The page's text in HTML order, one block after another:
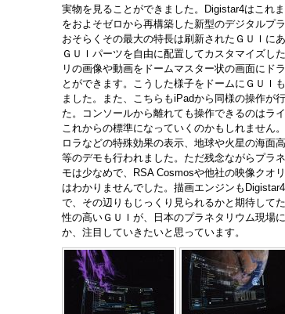
実物を見ることができました。Digistar4はこれ
をおよそゼロから再構築した新型のデジタルプ
おそらくその最大の特長は刷新されたＧＵＩに
ＧＵＩパーツを自由に配置してカスタマイズし
リの画像や動画をドームマスター状の画面にド
とができます。こうした様子をドームにＧＵＩ
ました。また、こちらもiPadから同様の操作が
た。コンソールから離れても操作できるのはラ
これからの標準になっていくのかもしれません
ロラなどの特殊効果の表示、地球や火星の海面
等のデモも行われました。ただ残念ながらプラ
モは少なめで、RSA Cosmosや他社の映像クオ
はわかりませんでした。描画エンジンも
で、その辺りもじっくり見られるかと期待して
性の高いＧＵＩが、日本のプラネタリウム現場
か、注目していきたいと思っています。